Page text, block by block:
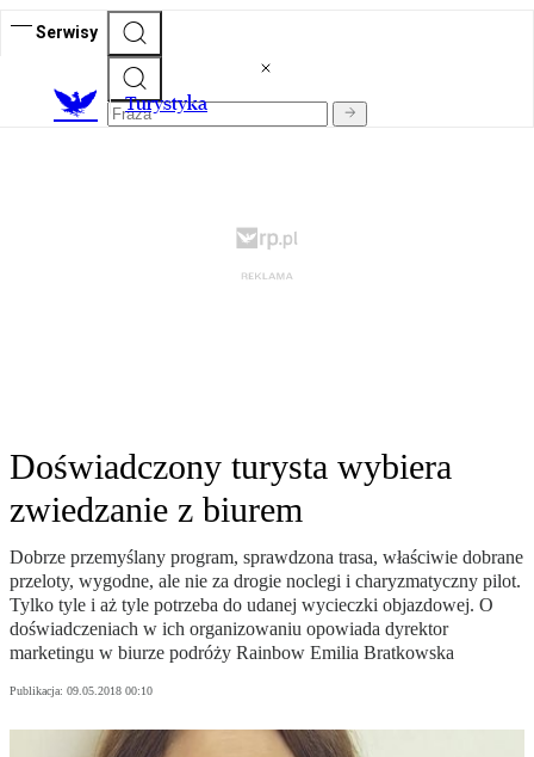
Serwisy
Turystyka
Doświadczony turysta wybiera
zwiedzanie z biurem
Dobrze przemyślany program, sprawdzona trasa, właściwie dobrane
przeloty, wygodne, ale nie za drogie noclegi i charyzmatyczny pilot.
Tylko tyle i aż tyle potrzeba do udanej wycieczki objazdowej. O
doświadczeniach w ich organizowaniu opowiada dyrektor
marketingu w biurze podróży Rainbow Emilia Bratkowska
Publikacja: 09.05.2018 00:10